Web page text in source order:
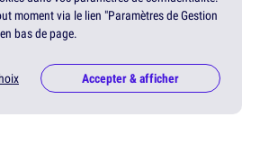
moment via le lien "Paramètres de Gestion
bas de page.
Accepter & afficher